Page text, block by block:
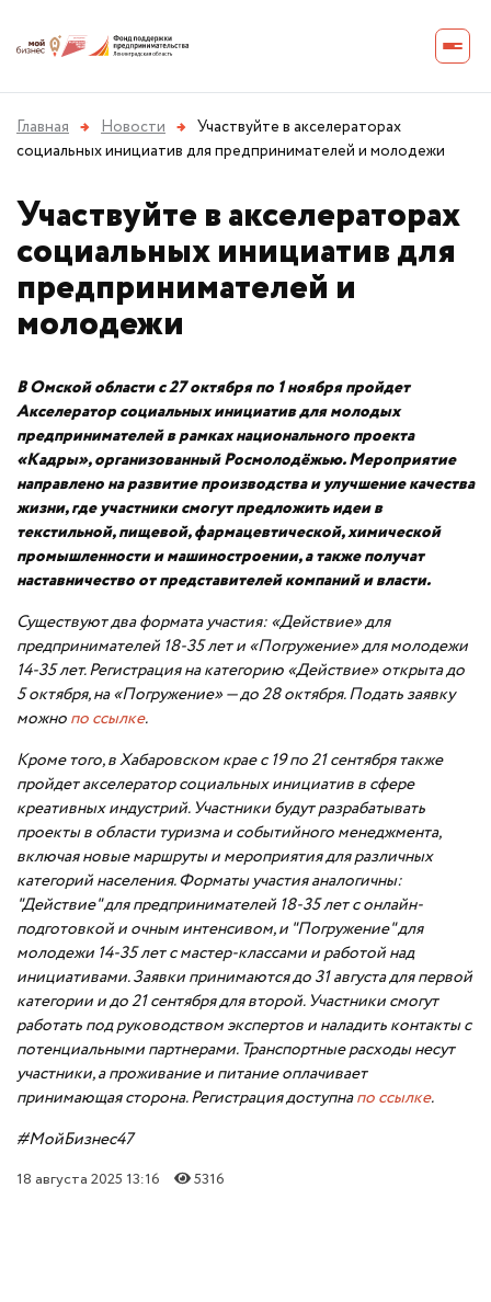
Главная → Новости → Участвуйте в акселераторах
социальных инициатив для предпринимателей и молодежи
Участвуйте в акселераторах
социальных инициатив для
предпринимателей и
молодежи
В Омской области с 27 октября по 1 ноября пройдет
Акселератор социальных инициатив для молодых
предпринимателей в рамках национального проекта
«Кадры», организованный Росмолодёжью. Мероприятие
направлено на развитие производства и улучшение качества
жизни, где участники смогут предложить идеи в
текстильной, пищевой, фармацевтической, химической
промышленности и машиностроении, а также получат
наставничество от представителей компаний и власти.
Существуют два формата участия: «Действие» для
предпринимателей 18-35 лет и «Погружение» для молодежи
14-35 лет. Регистрация на категорию «Действие» открыта до
5 октября, на «Погружение» — до 28 октября. Подать заявку
можнопо ссылке.
Кроме того, в Хабаровском крае с 19 по 21 сентября также
пройдет акселератор социальных инициатив в сфере
креативных индустрий. Участники будут разрабатывать
проекты в области туризма и событийного менеджмента,
включая новые маршруты и мероприятия для различных
категорий населения. Форматы участия аналогичны:
"Действие" для предпринимателей 18-35 лет с онлайн-
подготовкой и очным интенсивом, и "Погружение" для
молодежи 14-35 лет с мастер-классами и работой над
инициативами. Заявки принимаются до 31 августа для первой
категории и до 21 сентября для второй. Участники смогут
работать под руководством экспертов и наладить контакты с
потенциальными партнерами. Транспортные расходы несут
участники, а проживание и питание оплачивает
принимающая сторона. Регистрация доступнапо ссылке.
#МойБизнес47
18 августа 2025 13:16 5316